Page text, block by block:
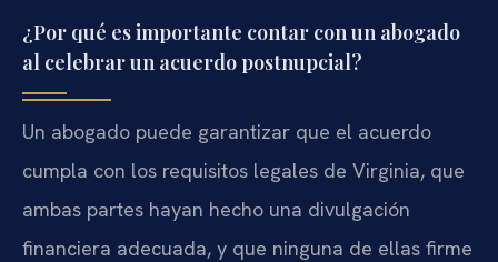
¿Por qué es importante contar con un abogado
al celebrar un acuerdo postnupcial?
Un abogado puede garantizar que el acuerdo
cumpla con los requisitos legales de Virginia, que
ambas partes hayan hecho una divulgación
financiera adecuada, y que ninguna de ellas firme